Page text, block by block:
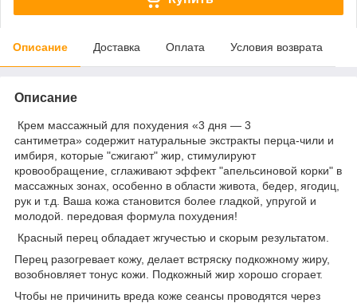
Описание Доставка Оплата Условия возврата
Описание
Крем массажный для похудения «3 дня ― 3
сантиметра» содержит натуральные экстракты перца-чили и
имбиря, которые "сжигают" жир, стимулируют
кровообращение, сглаживают эффект "апельсиновой корки" в
массажных зонах, особенно в области живота, бедер, ягодиц,
рук и т.д. Ваша кожа становится более гладкой, упругой и
молодой. передовая формула похудения!
Красный перец обладает жгучестью и скорым результатом.
Перец разогревает кожу, делает встряску подкожному жиру,
возобновляет тонус кожи. Подкожный жир хорошо сгорает.
Чтобы не причинить вреда коже сеансы проводятся через